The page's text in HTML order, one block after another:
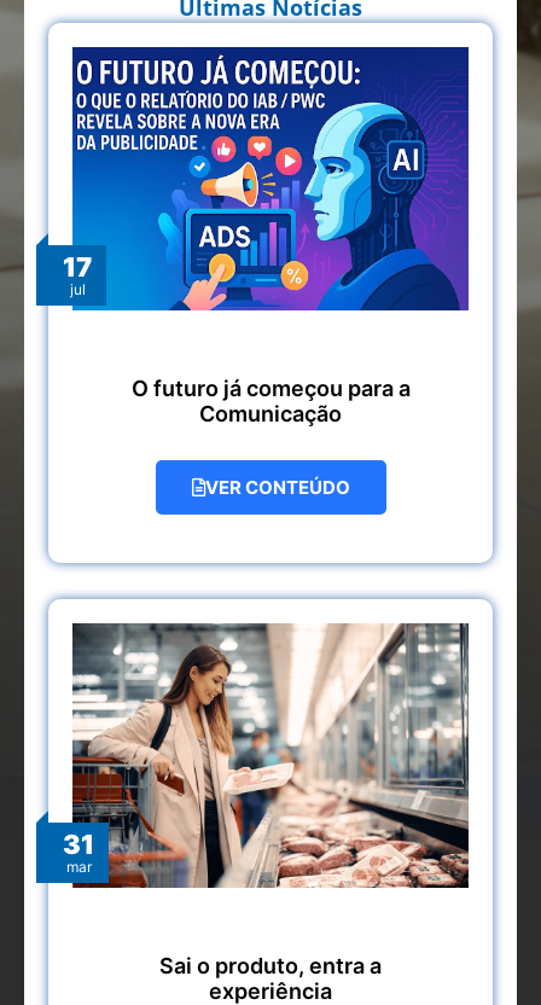
Últimas Notícias
17
jul
O futuro já começou para a
Comunicação
VER CONTEÚDO
31
mar
Sai o produto, entra a
experiência